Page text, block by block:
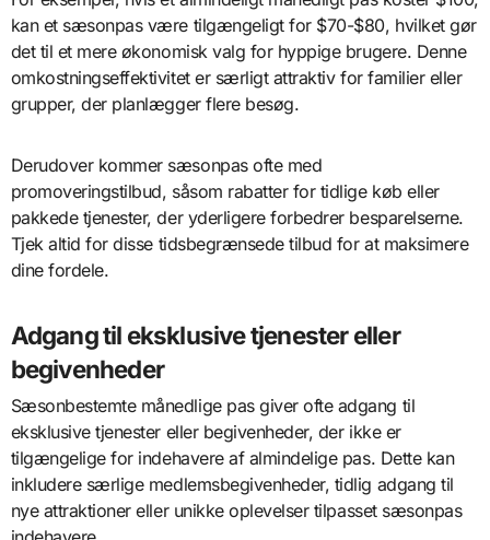
kan et sæsonpas være tilgængeligt for $70-$80, hvilket gør
det til et mere økonomisk valg for hyppige brugere. Denne
omkostningseffektivitet er særligt attraktiv for familier eller
grupper, der planlægger flere besøg.
Derudover kommer sæsonpas ofte med
promoveringstilbud, såsom rabatter for tidlige køb eller
pakkede tjenester, der yderligere forbedrer besparelserne.
Tjek altid for disse tidsbegrænsede tilbud for at maksimere
dine fordele.
Adgang til eksklusive tjenester eller
begivenheder
Sæsonbestemte månedlige pas giver ofte adgang til
eksklusive tjenester eller begivenheder, der ikke er
tilgængelige for indehavere af almindelige pas. Dette kan
inkludere særlige medlemsbegivenheder, tidlig adgang til
nye attraktioner eller unikke oplevelser tilpasset sæsonpas